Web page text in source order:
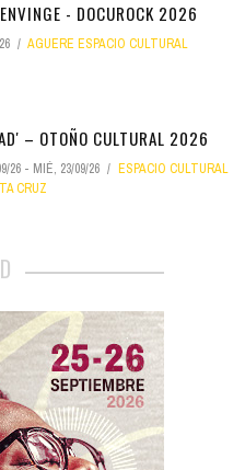
- DOCUROCK 2026
AGUERE ESPACIO CULTURAL
– OTOÑO CULTURAL 2026
26 - MIÉ, 23/09/26
ESPACIO CULTURAL
CRUZ